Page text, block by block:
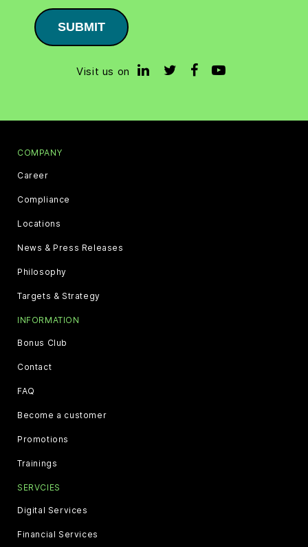
SUBMIT
Visit us on
COMPANY
Career
Compliance
Locations
News & Press Releases
Philosophy
Targets & Strategy
INFORMATION
Bonus Club
Contact
FAQ
Become a customer
Promotions
Trainings
SERVCIES
Digital Services
Financial Services